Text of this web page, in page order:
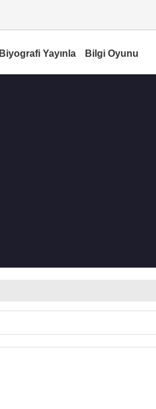
Biyografi Yayınla Bilgi Oyunu